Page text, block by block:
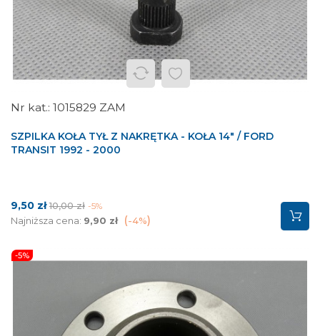
1015829 ZAM
SZPILKA KOŁA TYŁ Z NAKRĘTKA - KOŁA 14" / FORD
TRANSIT 1992 - 2000
Cena
9,50 złCena
podstawowa
10,00 zł -5%
Najniższa cena: 9,90 zł -4%
-5%